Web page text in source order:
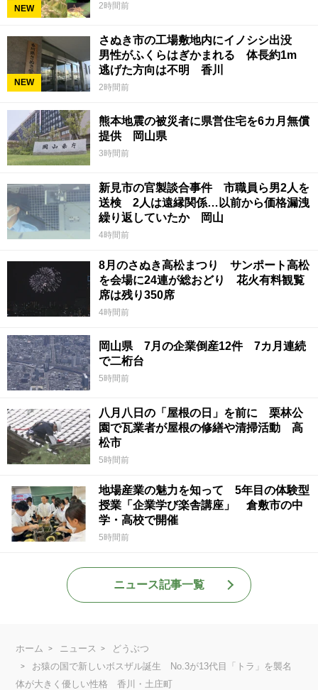
NEW 2時間前
NEW
さぬき市の工場敷地内にイノシシ出没
男性がふくらはぎかまれる 体長約1m
逃げた方向は不明 香川
2時間前
熊本地震の被災者に県営住宅を6カ月無償
提供 岡山県
3時間前
新見市の官製談合事件 市職員ら男2人を
送検 2人は遠縁関係…以前から価格漏洩
繰り返していたか 岡山
4時間前
8月のさぬき高松まつり サンポート高松
を会場に24連が総おどり 花火有料観覧
席は残り350席
4時間前
岡山県 7月の企業倒産12件 7カ月連続
で二桁台
5時間前
八月八日の「屋根の日」を前に 栗林公
園で瓦業者が屋根の修繕や清掃活動 高
松市
5時間前
地場産業の魅力を知って 5年目の体験型
授業「企業学び楽舎講座」 倉敷市の中
学・高校で開催
5時間前
ニュース記事一覧
ホーム ニュース
どうぶつ
お猿の国で新しいボスザル誕生 No.3が13代目「トラ」を襲名
体が大きく優しい性格 香川・土庄町